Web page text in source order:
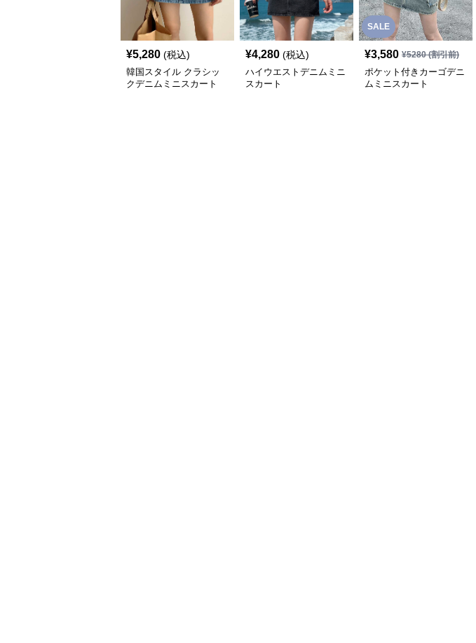
¥5,280 (税込)
韓国スタイル クラシッ
クデニムミニスカート
¥4,280 (税込)
ハイウエストデニムミニ
スカート
SALE
¥3,580 ¥5280(割引前)
ポケット付きカーゴデニ
ムミニスカート